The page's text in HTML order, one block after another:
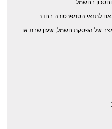
וחסכון בחשמל.
לתנאי הטמפרטורה בחדר.
של הפסקת חשמל, שעון שבת או